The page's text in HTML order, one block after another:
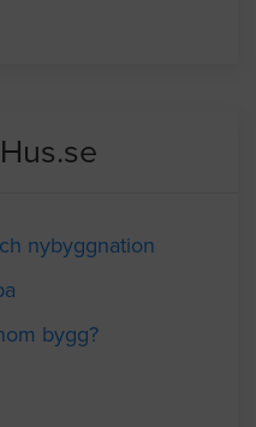
nybyggnation
bygg?